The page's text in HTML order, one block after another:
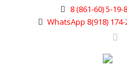
8 (861-60) 5-19-
WhatsApp 8(918) 174-